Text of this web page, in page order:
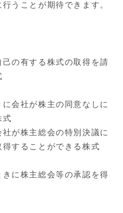
うことが期待できます。
の有する株式の取得を請
会社が株主の同意なしに
式
社が株主総会の特別決議に
することができる株式
に株主総会等の承認を得